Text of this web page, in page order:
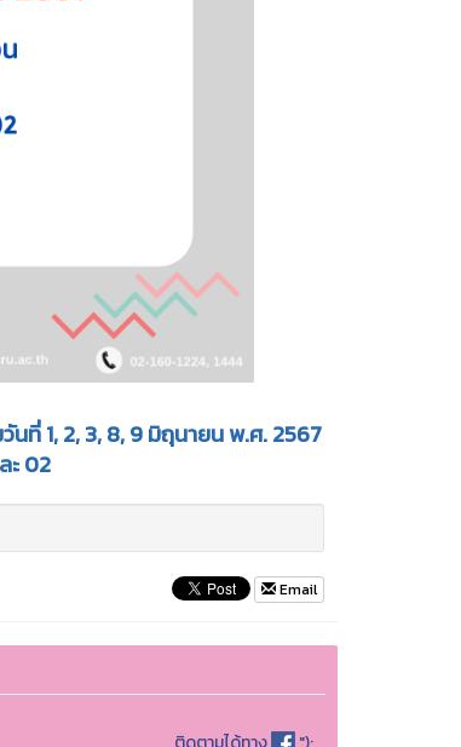
ที่ 1, 2, 3, 8, 9 มิถุนายน พ.ศ. 2567
ะ 02
Email